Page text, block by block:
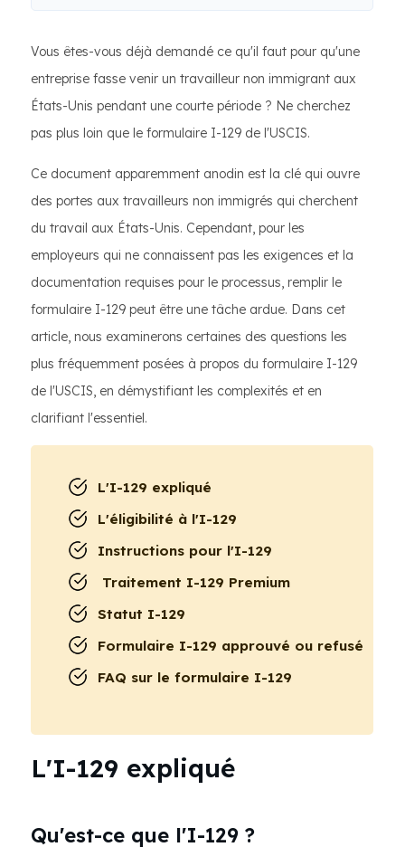
Vous êtes-vous déjà demandé ce qu'il faut pour qu'une
entreprise fasse venir un travailleur non immigrant aux
États-Unis pendant une courte période ? Ne cherchez
pas plus loin que le formulaire I-129 de l'USCIS.
Ce document apparemment anodin est la clé qui ouvre
des portes aux travailleurs non immigrés qui cherchent
du travail aux États-Unis. Cependant, pour les
employeurs qui ne connaissent pas les exigences et la
documentation requises pour le processus, remplir le
formulaire I-129 peut être une tâche ardue. Dans cet
article, nous examinerons certaines des questions les
plus fréquemment posées à propos du formulaire I-129
de l'USCIS, en démystifiant les complexités et en
clarifiant l'essentiel.
L'I-129 expliqué
L'éligibilité à l'I-129
Instructions pour l'I-129
Traitement I-129 Premium
Statut I-129
Formulaire I-129 approuvé ou refusé
FAQ sur le formulaire I-129
L'I-129 expliqué
Qu'est-ce que l'I-129 ?